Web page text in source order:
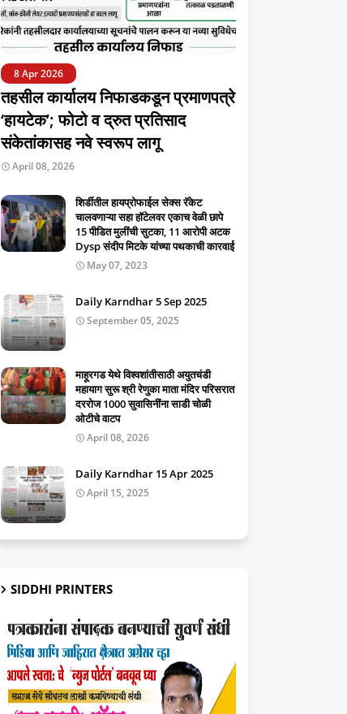
8 Apr 2026
तहसील कार्यालय निफाडकडून प्रमाणपत्रे
‘हायटेक’; फोटो व द्रुत प्रतिसाद
संकेतांकासह नवे स्वरूप लागू
April 08, 2026
शिर्डीतील हायप्रोफाईल सेक्स रॅकेट
चालवणाऱ्या सहा हॉटेलवर एकाच वेळी छापे
15 पीडित मुलींची सुटका, 11 आरोपी अटक
Dysp संदीप मिटके यांच्या पथकाची कारवाई
May 07, 2023
Daily Karndhar 5 Sep 2025
September 05, 2025
माहूरगड येथे विश्वशांतीसाठी अयुतचंडी
महायाग सुरू श्री रेणुका माता मंदिर परिसरात
दररोज 1000 सुवासिनींना साडी चोळी
ओटीचे वाटप
April 08, 2026
Daily Karndhar 15 Apr 2025
April 15, 2025
SIDDHI PRINTERS